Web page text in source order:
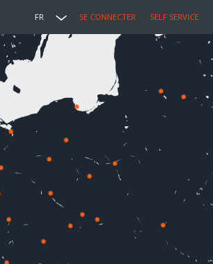
FR SE CONNECTER SELF SERVICE